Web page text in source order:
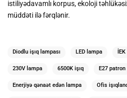
istiliyədavamlı korpus, ekoloji
müddəti ilə fərqlənir.
Diodlu işıq lampası LED lampa İEK
230V lampa 6500K işıq E27 patron
Enerjiyə qənaət edən lampa Ofis